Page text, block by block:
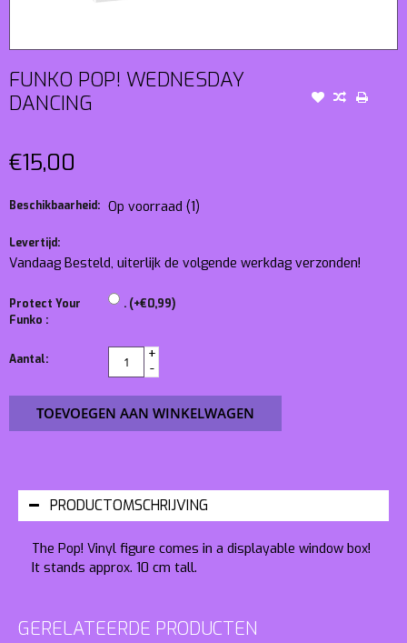
FUNKO POP! WEDNESDAY
DANCING
€15,00
Beschikbaarheid: Op voorraad (1)
Levertijd:
Vandaag Besteld, uiterlijk de volgende werkdag verzonden!
Protect Your
Funko :
. (+€0,99)
Aantal:
+
-
TOEVOEGEN AAN WINKELWAGEN
PRODUCTOMSCHRIJVING
The Pop! Vinyl figure comes in a displayable window box!
It stands approx. 10 cm tall.
GERELATEERDE PRODUCTEN